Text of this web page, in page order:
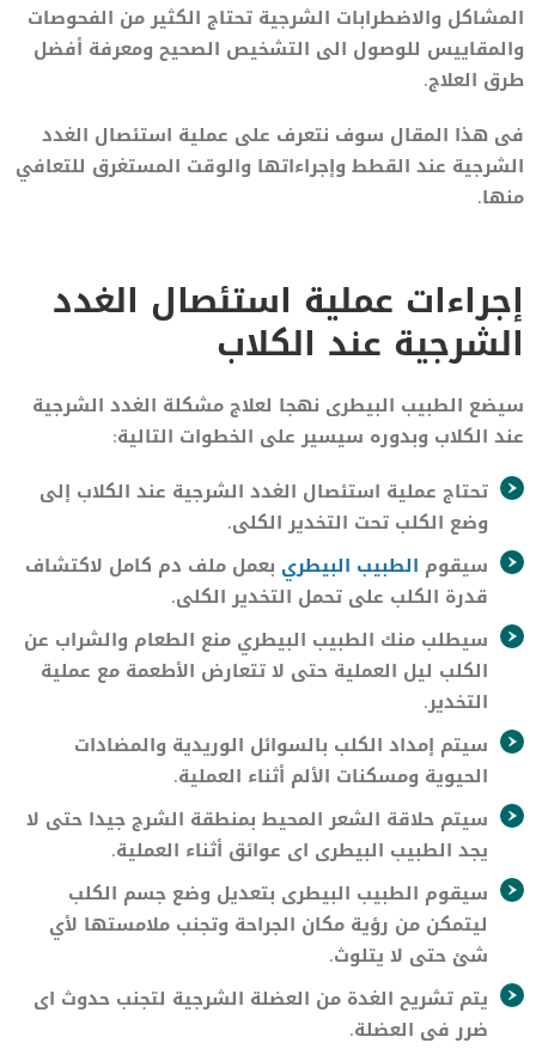
المشاكل والاضطرابات الشرجية تحتاج الكثير من الفحوصات
والمقاييس للوصول الى التشخيص الصحيح ومعرفة أفضل
طرق العلاج.
فى هذا المقال سوف نتعرف على عملية استئصال الغدد
الشرجية عند القطط وإجراءاتها والوقت المستغرق للتعافي
منها.
إجراءات عملية استئصال الغدد
الشرجية عند الكلاب
سيضع الطبيب البيطرى نهجا لعلاج مشكلة الغدد الشرجية
عند الكلاب وبدوره سيسير على الخطوات التالية:
تحتاج عملية استئصال الغدد الشرجية عند الكلاب إلى
وضع الكلب تحت التخدير الكلى.
سيقوم الطبيب البيطري بعمل ملف دم كامل لاكتشاف
قدرة الكلب على تحمل التخدير الكلى.
سيطلب منك الطبيب البيطري منع الطعام والشراب عن
الكلب ليل العملية حتى لا تتعارض الأطعمة مع عملية
التخدير.
سيتم إمداد الكلب بالسوائل الوريدية والمضادات
الحيوية ومسكنات الألم أثناء العملية.
سيتم حلاقة الشعر المحيط بمنطقة الشرج جيدا حتى لا
يجد الطبيب البيطرى اى عوائق أثناء العملية.
سيقوم الطبيب البيطرى بتعديل وضع جسم الكلب
ليتمكن من رؤية مكان الجراحة وتجنب ملامستها لأي
شئ حتى لا يتلوث.
يتم تشريح الغدة من العضلة الشرجية لتجنب حدوث اى
ضرر فى العضلة.